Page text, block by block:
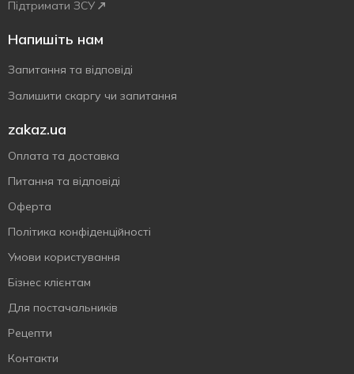
Підтримати ЗСУ
Напишіть нам
Запитання та відповіді
Залишити скаргу чи запитання
zakaz.ua
Оплата та доставка
Питання та відповіді
Оферта
Політика конфіденційності
Умови користування
Бізнес клієнтам
Для постачальників
Рецепти
Контакти